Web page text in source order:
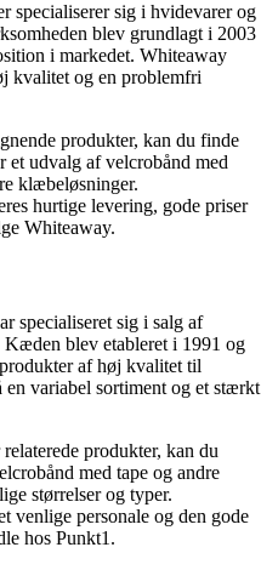
specialiserer sig i hvidevarer og
blev grundlagt i 2003
i markedet. Whiteaway
kvalitet og en problemfri
produkter, kan du finde
udvalg af velcrobånd med
klæbeløsninger.
hurtige levering, gode priser
Whiteaway.
specialiseret sig i salg af
blev etableret i 1991 og
af høj kvalitet til
variabel sortiment og et stærkt
produkter, kan du
med tape og andre
størrelser og typer.
venlige personale og den gode
hos Punkt1.